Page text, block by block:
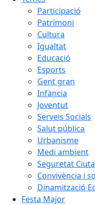
Participació
Patrimoni
Cultura
Igualtat
Educació
Esports
Gent gran
Infància
Joventut
Serveis Socials
Salut pública
Urbanisme
Medi ambient
Seguretat
Convivència i
Dinamització
Festa Major